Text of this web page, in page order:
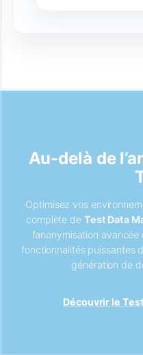
Au-delà de
Optimisez vos
complète de Test Data
l’anonymisation
fonctionnalités puissantes
génération de
Découvrir le